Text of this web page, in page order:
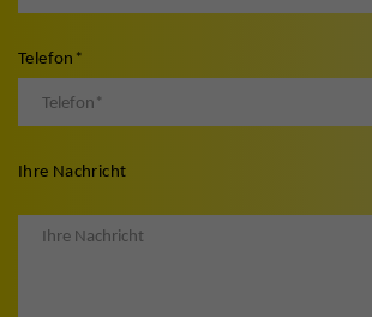
Telefon *
Ihre Nachricht